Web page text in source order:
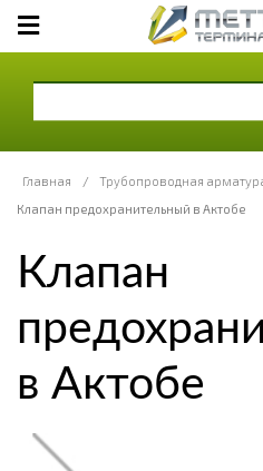
Главная / Трубопроводная
Клапан предохранительный в Актобе
Клапан
в Актобе